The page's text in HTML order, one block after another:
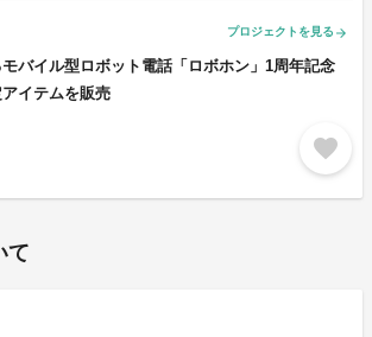
プロジェクトを見る arrow_forward
バイル型ロボット電話「ロボホン」1周年記念
イテムを販売
favorite
て